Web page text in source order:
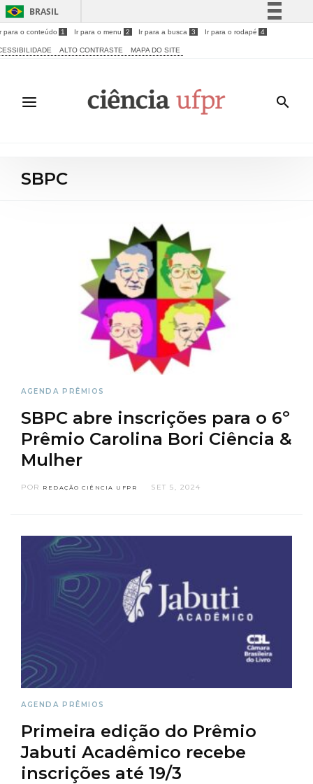
BRASIL
Simplifique!
Acesso à informação
Legislação
para o conteúdo 1 Ir para o menu 2 Ir para a busca 3 Ir para o rodapé 4
ALTO CONTRASTE MAPA DO SITE
SBPC
AGENDA PRÊMIOS
SBPC abre inscrições para o 6º
Prêmio Carolina Bori Ciência &
Mulher
POR REDAÇÃO CIÊNCIA UFPR SET 5, 2024
AGENDA PRÊMIOS
Primeira edição do Prêmio
Jabuti Acadêmico recebe
inscrições até 19/3